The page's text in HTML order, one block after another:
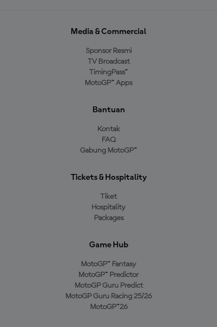
Media & Commercial
Sponsor Resmi
TV Broadcast
TimingPass™
MotoGP™ Apps
Bantuan
Kontak
FAQ
Gabung MotoGP™
Tickets & Hospitality
Tiket
Hospitality
Packages
Game Hub
MotoGP™ Fantasy
MotoGP™ Predictor
MotoGP Guru Predict
MotoGP Guru Racing 25/26
MotoGP™26